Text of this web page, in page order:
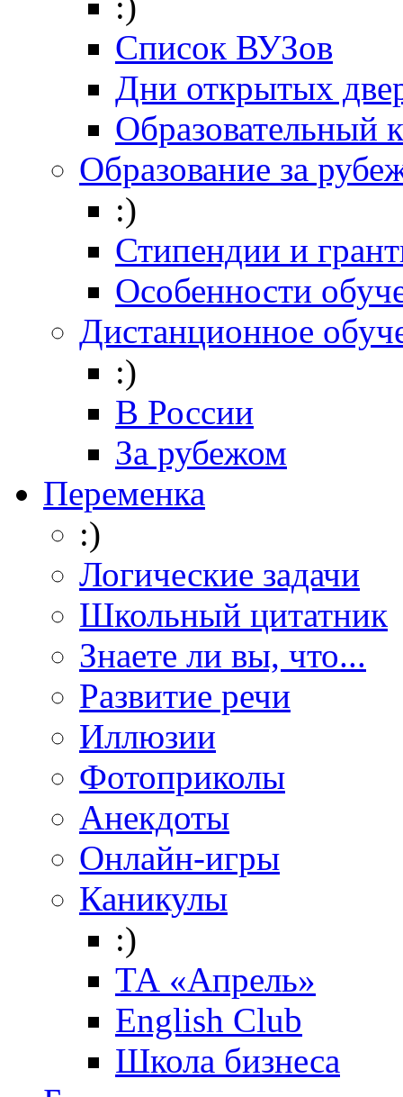
Список ВУЗов
Дни открытых
Образовательный
Образование за
:)
Стипендии и
Особенности
Дистанционное
:)
В России
За рубежом
Переменка
:)
Логические задачи
Школьный цитатник
Знаете ли вы, что...
Развитие речи
Иллюзии
Фотоприколы
Анекдоты
Онлайн-игры
Каникулы
:)
ТА «Апрель»
English Club
Школа бизнеса